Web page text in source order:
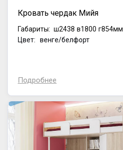
Кровать чердак Мийя
Габариты: ш2438 в1800 г854мм
Цвет: венге/белфорт
Подробнее